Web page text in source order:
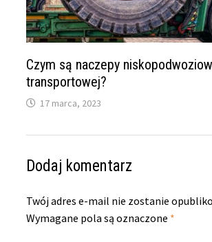
Czym są naczepy
transportowej?
17 marca, 2023
Dodaj komentarz
Twój adres e-mail nie zostanie
Wymagane pola są oznaczone *